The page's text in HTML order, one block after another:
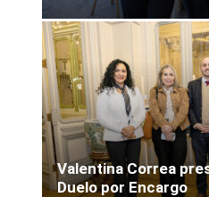
Valentina Correa
Duelo por Encargo